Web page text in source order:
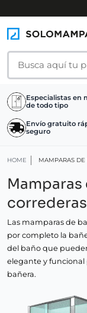
Especialistas en
de todo tipo
Envío gratuito
seguro
HOME MAMPARAS
correderas
Las mamparas de
por completo la
del baño que
elegante y funcional
bañera.